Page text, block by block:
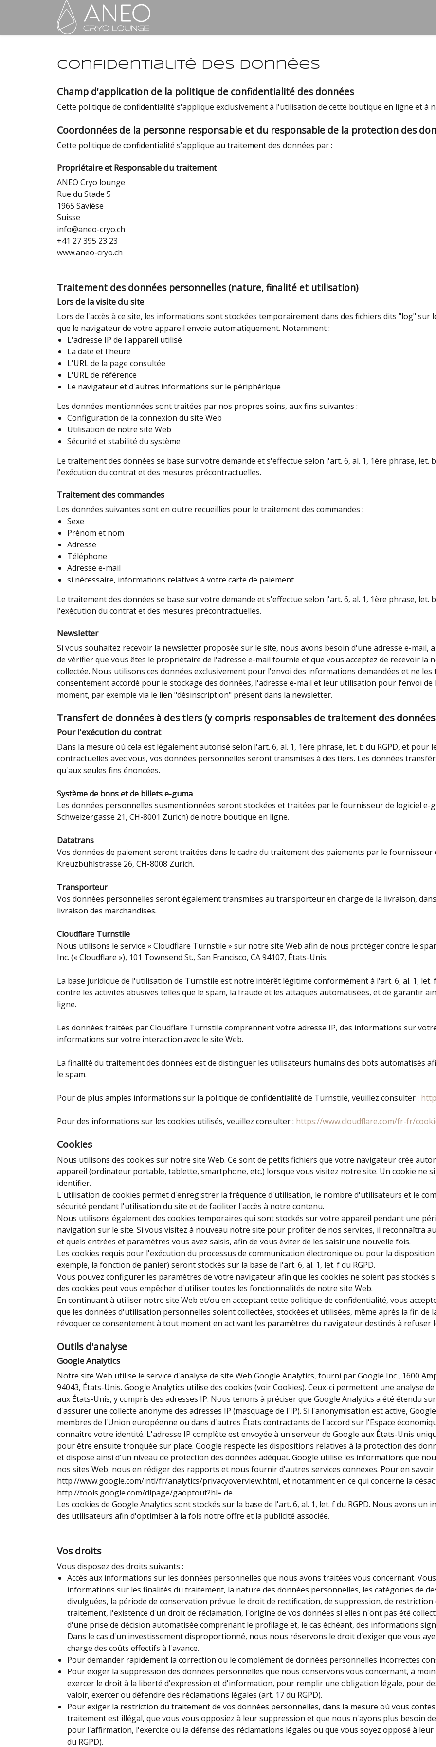
Confidentialité des données
Champ d'application de la politique de confidentialité des données
Cette politique de confidentialité s'applique exclusivement à l'utilisation de cette boutique en ligne et à
Coordonnées de la personne responsable et du responsable de la protection des
Cette politique de confidentialité s'applique au traitement des données par :
Propriétaire et Responsable du traitement
ANEO Cryo lounge
Rue du Stade 5
1965 Savièse
Suisse
info@aneo-cryo.ch
+41 27 395 23 23
www.aneo-cryo.ch
Traitement des données personnelles (nature, finalité et utilisation)
Lors de la visite du site
Lors de l'accès à ce site, les informations sont stockées temporairement dans des fichiers dits "log"
que le navigateur de votre appareil envoie automatiquement. Notamment :
L'adresse IP de l'appareil utilisé
La date et l'heure
L'URL de la page consultée
L'URL de référence
Le navigateur et d'autres informations sur le périphérique
Les données mentionnées sont traitées par nos propres soins, aux fins suivantes :
Configuration de la connexion du site Web
Utilisation de notre site Web
Sécurité et stabilité du système
Le traitement des données se base sur votre demande et s'effectue selon l'art. 6, al. 1, 1ère phrase, let.
l'exécution du contrat et des mesures précontractuelles.
Traitement des commandes
Les données suivantes sont en outre recueillies pour le traitement des commandes :
Sexe
Prénom et nom
Adresse
Téléphone
Adresse e-mail
si nécessaire, informations relatives à votre carte de paiement
Le traitement des données se base sur votre demande et s'effectue selon l'art. 6, al. 1, 1ère phrase, let.
l'exécution du contrat et des mesures précontractuelles.
Newsletter
Si vous souhaitez recevoir la newsletter proposée sur le site, nous avons besoin d'une adresse e-
de vérifier que vous êtes le propriétaire de l'adresse e-mail fournie et que vous acceptez de recevoir la
collectée. Nous utilisons ces données exclusivement pour l'envoi des informations demandées et ne
consentement accordé pour le stockage des données, l'adresse e-mail et leur utilisation pour l'envoi
moment, par exemple via le lien "désinscription" présent dans la newsletter.
Transfert de données à des tiers (y compris responsables de traitement des
Pour l'exécution du contrat
Dans la mesure où cela est légalement autorisé selon l'art. 6, al. 1, 1ère phrase, let. b du RGPD, et
contractuelles avec vous, vos données personnelles seront transmises à des tiers. Les données
qu'aux seules fins énoncées.
Système de bons et de billets e-guma
Les données personnelles susmentionnées seront stockées et traitées par le fournisseur de logiciel e-
Schweizergasse 21, CH-8001 Zurich) de notre boutique en ligne.
Datatrans
Vos données de paiement seront traitées dans le cadre du traitement des paiements par le fournisseur
Kreuzbühlstrasse 26, CH-8008 Zurich.
Transporteur
Vos données personnelles seront également transmises au transporteur en charge de la livraison,
livraison des marchandises.
Cloudflare Turnstile
Nous utilisons le service « Cloudflare Turnstile » sur notre site Web afin de nous protéger contre le
Inc. (« Cloudflare »), 101 Townsend St., San Francisco, CA 94107, États-Unis.
La base juridique de l'utilisation de Turnstile est notre intérêt légitime conformément à l'art. 6, al. 1, let.
contre les activités abusives telles que le spam, la fraude et les attaques automatisées, et de garantir
ligne.
Les données traitées par Cloudflare Turnstile comprennent votre adresse IP, des informations sur
informations sur votre interaction avec le site Web.
La finalité du traitement des données est de distinguer les utilisateurs humains des bots automatisés
le spam.
Pour de plus amples informations sur la politique de confidentialité de Turnstile, veuillez consulter :
Pour des informations sur les cookies utilisés, veuillez consulter : https://www.cloudflare.com/fr-fr/
Cookies
Nous utilisons des cookies sur notre site Web. Ce sont de petits fichiers que votre navigateur crée
appareil (ordinateur portable, tablette, smartphone, etc.) lorsque vous visitez notre site. Un cookie ne
identifier.
L'utilisation de cookies permet d'enregistrer la fréquence d'utilisation, le nombre d'utilisateurs et le
sécurité pendant l'utilisation du site et de faciliter l'accès à notre contenu.
Nous utilisons également des cookies temporaires qui sont stockés sur votre appareil pendant une
navigation sur le site. Si vous visitez à nouveau notre site pour profiter de nos services, il reconnaîtra
et quels entrées et paramètres vous avez saisis, afin de vous éviter de les saisir une nouvelle fois.
Les cookies requis pour l'exécution du processus de communication électronique ou pour la
exemple, la fonction de panier) seront stockés sur la base de l'art. 6, al. 1, let. f du RGPD.
Vous pouvez configurer les paramètres de votre navigateur afin que les cookies ne soient pas
des cookies peut vous empêcher d'utiliser toutes les fonctionnalités de notre site Web.
En continuant à utiliser notre site Web et/ou en acceptant cette politique de confidentialité, vous
que les données d'utilisation personnelles soient collectées, stockées et utilisées, même après la fin de
révoquer ce consentement à tout moment en activant les paramètres du navigateur destinés à refuser
Outils d'analyse
Google Analytics
Notre site Web utilise le service d'analyse de site Web Google Analytics, fourni par Google Inc., 1600
94043, États-Unis. Google Analytics utilise des cookies (voir Cookies). Ceux-ci permettent une analyse
aux États-Unis, y compris des adresses IP. Nous tenons à préciser que Google Analytics a été étendu
d'assurer une collecte anonyme des adresses IP (masquage de l'IP). Si l'anonymisation est active,
membres de l'Union européenne ou dans d'autres États contractants de l'accord sur l'Espace
connaître votre identité. L'adresse IP complète est envoyée à un serveur de Google aux États-Unis
pour être ensuite tronquée sur place. Google respecte les dispositions relatives à la protection des
et dispose ainsi d'un niveau de protection des données adéquat. Google utilise les informations que
nos sites Web, nous en rédiger des rapports et nous fournir d'autres services connexes. Pour en
http://www.google.com/intl/fr/analytics/privacyoverview.html, et notamment en ce qui concerne la
http://tools.google.com/dlpage/gaoptout?hl= de.
Les cookies de Google Analytics sont stockés sur la base de l'art. 6, al. 1, let. f du RGPD. Nous avons
des utilisateurs afin d'optimiser à la fois notre offre et la publicité associée.
Vos droits
Vous disposez des droits suivants :
Accès aux informations sur les données personnelles que nous avons traitées vous concernant.
informations sur les finalités du traitement, la nature des données personnelles, les catégories de
divulguées, la période de conservation prévue, le droit de rectification, de suppression, de
traitement, l'existence d'un droit de réclamation, l'origine de vos données si elles n'ont pas été
d'une prise de décision automatisée comprenant le profilage et, le cas échéant, des informations
Dans le cas d'un investissement disproportionné, nous nous réservons le droit d'exiger que vous
charge des coûts effectifs à l'avance.
Pour demander rapidement la correction ou le complément de données personnelles incorrectes
Pour exiger la suppression des données personnelles que nous conservons vous concernant, à
exercer le droit à la liberté d'expression et d'information, pour remplir une obligation légale, pour
valoir, exercer ou défendre des réclamations légales (art. 17 du RGPD).
Pour exiger la restriction du traitement de vos données personnelles, dans la mesure où vous
traitement est illégal, que vous vous opposiez à leur suppression et que nous n'ayons plus besoin
pour l'affirmation, l'exercice ou la défense des réclamations légales ou que vous soyez opposé à
du RGPD).